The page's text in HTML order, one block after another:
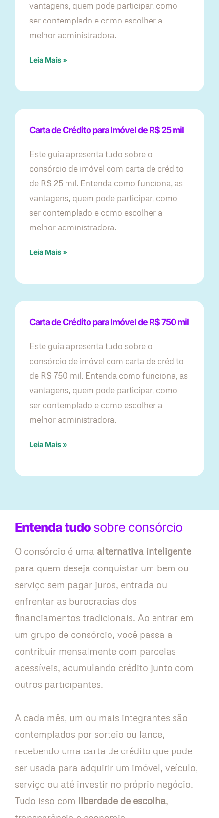
vantagens, quem pode participar, como
ser contemplado e como escolher a
melhor administradora.
Leia Mais »
Carta de Crédito para Imóvel de R$ 25 mil
Este guia apresenta tudo sobre o
consórcio de imóvel com carta de crédito
de R$ 25 mil. Entenda como funciona, as
vantagens, quem pode participar, como
ser contemplado e como escolher a
melhor administradora.
Leia Mais »
Carta de Crédito para Imóvel de R$ 750 mil
Este guia apresenta tudo sobre o
consórcio de imóvel com carta de crédito
de R$ 750 mil. Entenda como funciona, as
vantagens, quem pode participar, como
ser contemplado e como escolher a
melhor administradora.
Leia Mais »
Entenda tudosobre consórcio
O consórcio é uma alternativa inteligente
para quem deseja conquistar um bem ou
serviço sem pagar juros, entrada ou
enfrentar as burocracias dos
financiamentos tradicionais. Ao entrar em
um grupo de consórcio, você passa a
contribuir mensalmente com parcelas
acessíveis, acumulando crédito junto com
outros participantes.
A cada mês, um ou mais integrantes são
contemplados por sorteio ou lance,
recebendo uma carta de crédito que pode
ser usada para adquirir um imóvel, veículo,
serviço ou até investir no próprio negócio.
Tudo isso com liberdade de escolha,